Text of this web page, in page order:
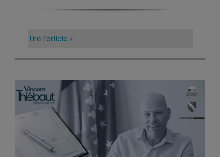
Lire l’article